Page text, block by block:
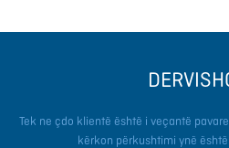
Tek ne çdo klientë është i veçantë
kërkon përkushtimi ynë